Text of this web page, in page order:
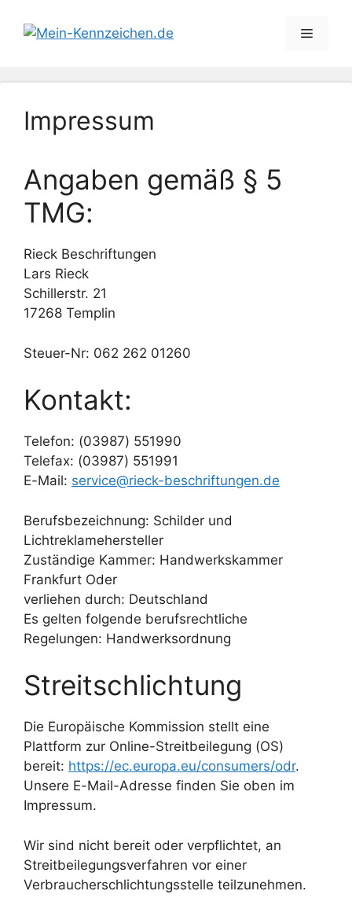
Inhalt
Menü
Impressum
Angaben gemäß § 5
TMG:
Rieck Beschriftungen
Lars Rieck
Schillerstr. 21
17268 Templin
Steuer-Nr: 062 262 01260
Kontakt:
Telefon: (03987) 551990
Telefax: (03987) 551991
E-Mail: service@rieck-beschriftungen.de
Berufsbezeichnung: Schilder und
Lichtreklamehersteller
Zuständige Kammer: Handwerkskammer
Frankfurt Oder
verliehen durch: Deutschland
Es gelten folgende berufsrechtliche
Regelungen: Handwerksordnung
Streitschlichtung
Die Europäische Kommission stellt eine
Plattform zur Online-Streitbeilegung (OS)
bereit: https://ec.europa.eu/consumers/odr.
Unsere E-Mail-Adresse finden Sie oben im
Impressum.
Wir sind nicht bereit oder verpflichtet, an
Streitbeilegungsverfahren vor einer
Verbraucherschlichtungsstelle teilzunehmen.